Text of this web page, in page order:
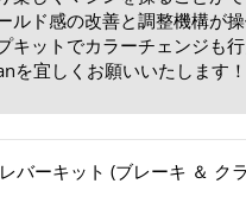
ルド感の改善と調整機構が
キットでカラーチェンジも
を宜しくお願いいたします！
バーキット (ブレーキ ＆